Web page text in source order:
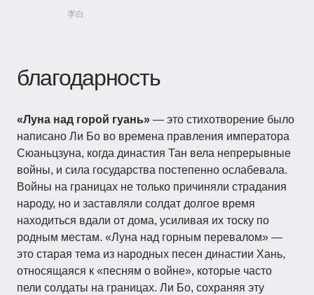
李白
благодарность
«Луна над горой гуань» — это стихотворение было
написано Ли Бо во времена правления императора
Сюаньцзуна, когда династия Тан вела непрерывные
войны, и сила государства постепенно ослабевала.
Войны на границах не только причиняли страдания
народу, но и заставляли солдат долгое время
находиться вдали от дома, усиливая их тоску по
родным местам. «Луна над горным перевалом» —
это старая тема из народных песен династии Хань,
относящаяся к «песням о войне», которые часто
пели солдаты на границах. Ли Бо, сохраняя эту